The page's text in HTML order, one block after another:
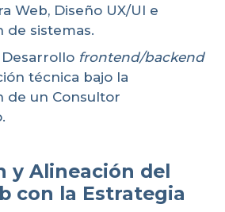
Web, Diseño UX/UI e
de sistemas.
Desarrollo frontend/backend
técnica bajo la
de un Consultor
y Alineación del
con la Estrategia